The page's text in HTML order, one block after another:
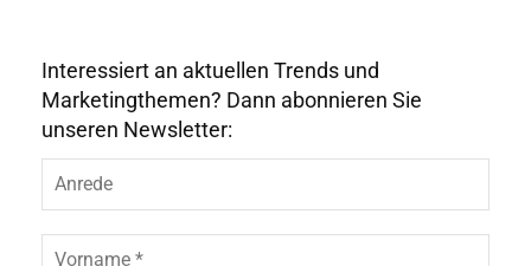
Interessiert an aktuellen Trends und
Marketingthemen? Dann abonnieren Sie
unseren Newsletter: